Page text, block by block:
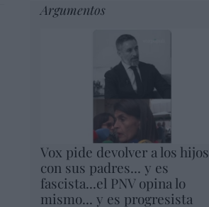
Argumentos
Vox pide devolver a los hijos
con sus padres... y es
fascista...el PNV opina lo
mismo... y es progresista